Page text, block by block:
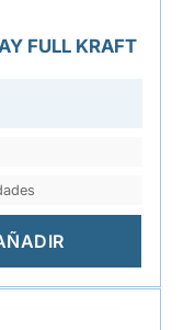
FULL KRAFT